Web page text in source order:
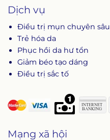
Dịch vụ
Điều trị mụn chuyên sâu
Trẻ hóa da
Phục hồi da hư tổn
Giảm béo tạo dáng
Điều trị sắc tố
Mạng xã hội